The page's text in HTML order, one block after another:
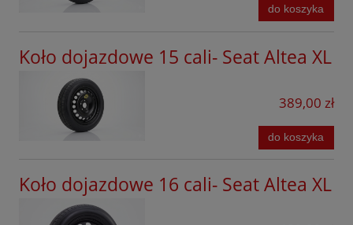
GAC
Geely
Honda
Jaecoo
do koszyka
Koło dojazdowe 15 cali- Seat Altea XL
389,00 zł
do koszyka
Koło dojazdowe 16 cali- Seat Altea XL